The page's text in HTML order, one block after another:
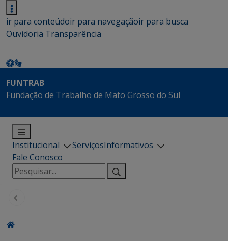
ir para conteúdoir para navegaçãoir para busca
Ouvidoria Transparência
FUNTRAB
Fundação de Trabalho de Mato Grosso do Sul
Institucional ServiçosInformativos
Fale Conosco
Pesquisar
por: